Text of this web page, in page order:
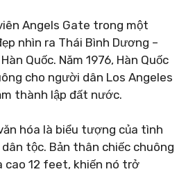
Angels Gate trong một
nhìn ra Thái Bình Dương –
Quốc. Năm 1976, Hàn Quốc
cho người dân Los Angeles
thành lập đất nước.
hóa là biểu tượng của tình
tộc. Bản thân chiếc chuông
cao 12 feet, khiến nó trở